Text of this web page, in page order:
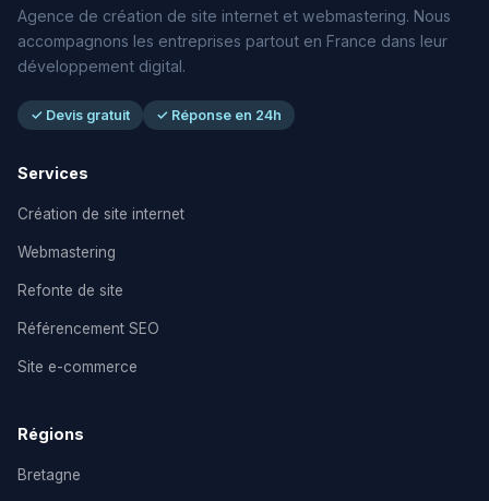
Agence de création de site internet et webmastering. Nous
accompagnons les entreprises partout en France dans leur
développement digital.
✓ Devis gratuit ✓ Réponse en 24h
Services
Création de site internet
Webmastering
Refonte de site
Référencement SEO
Site e-commerce
Régions
Bretagne